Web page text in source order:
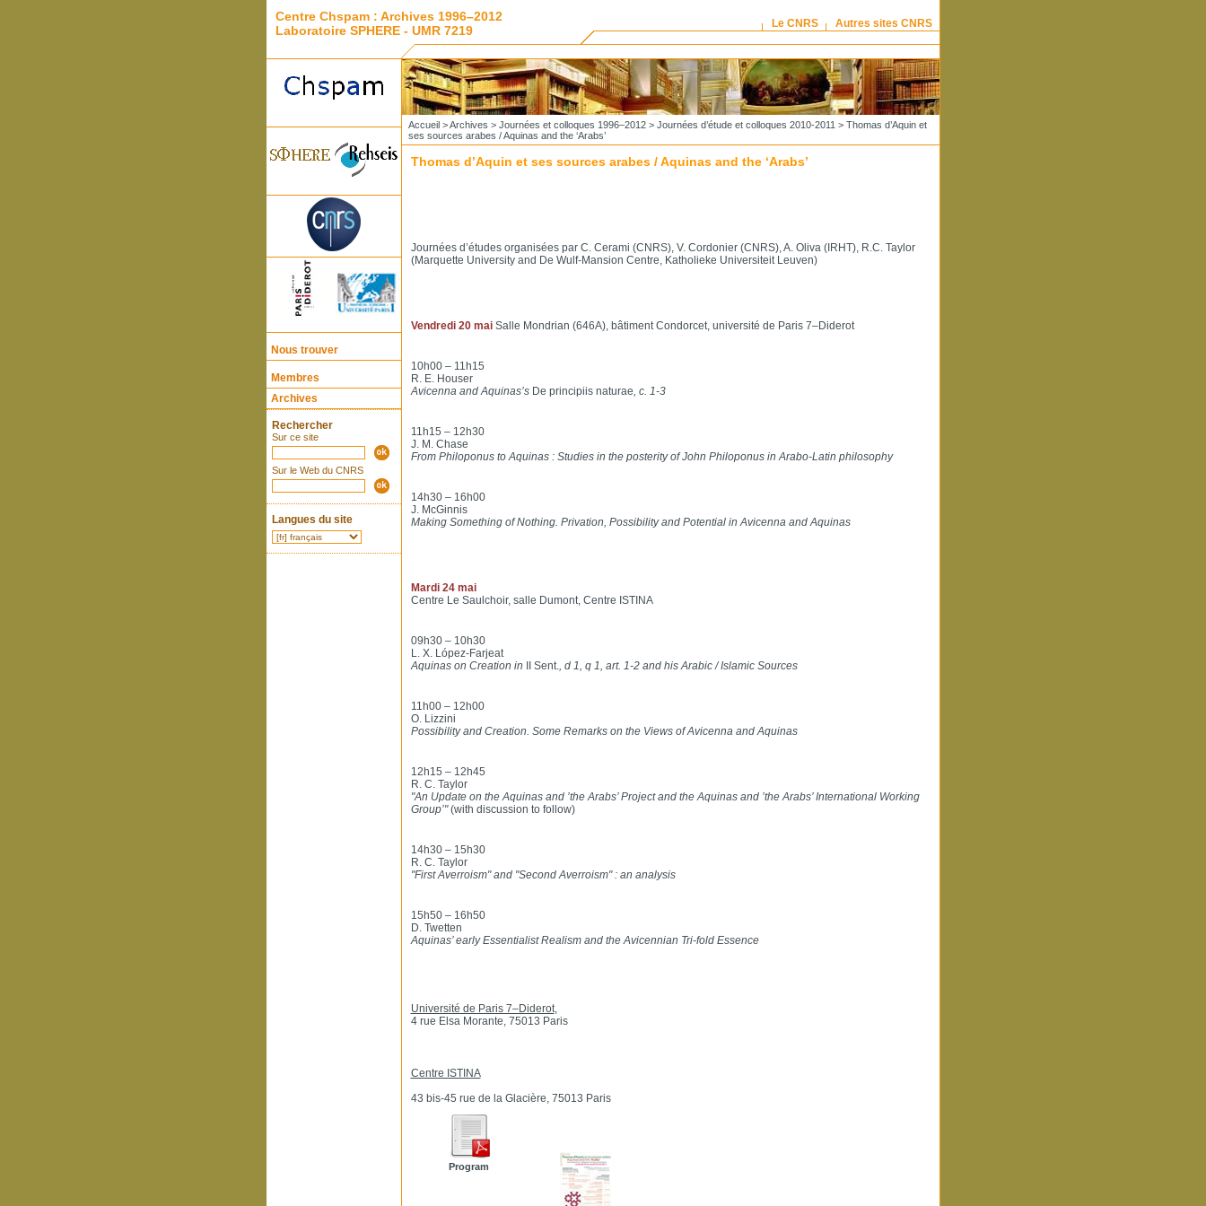
Centre Chspam : Archives 1996–2012
Laboratoire SPHERE - UMR 7219
Le CNRS Autres sites CNRS
Nous trouver
Membres
Archives
Rechercher
Sur ce site
Sur le Web du CNRS
Langues du site
Accueil>Archives > Journées et colloques 1996–2012> Journées d’étude et colloques 2010-2011 > Thomas d’Aquin et
ses sources arabes / Aquinas and the ‘Arabs’
Thomas d’Aquin et ses sources arabes / Aquinas and the ‘Arabs’
Journées d’études organisées par C. Cerami (CNRS), V. Cordonier (CNRS), A. Oliva (IRHT), R.C. Taylor
(Marquette University and De Wulf-Mansion Centre, Katholieke Universiteit Leuven)
Vendredi 20 mai Salle Mondrian (646A), bâtiment Condorcet, université de Paris 7–Diderot
10h00 – 11h15
R. E. Houser
Avicenna and Aquinas’sDe principiis naturae, c. 1-3
11h15 – 12h30
J. M. Chase
From Philoponus to Aquinas : Studies in the posterity of John Philoponus in Arabo-Latin philosophy
14h30 – 16h00
J. McGinnis
Making Something of Nothing. Privation, Possibility and Potential in Avicenna and Aquinas
Mardi 24 mai
Centre Le Saulchoir, salle Dumont, Centre ISTINA
09h30 – 10h30
L. X. López-Farjeat
Aquinas on Creation in II Sent., d 1, q 1, art. 1-2 and his Arabic / Islamic Sources
11h00 – 12h00
O. Lizzini
Possibility and Creation. Some Remarks on the Views of Avicenna and Aquinas
12h15 – 12h45
R. C. Taylor
"An Update on the Aquinas and ’the Arabs’ Project and the Aquinas and ’the Arabs’ International Working
Group’"(with discussion to follow)
14h30 – 15h30
R. C. Taylor
"First Averroism" and "Second Averroism" : an analysis
15h50 – 16h50
D. Twetten
Aquinas’ early Essentialist Realism and the Avicennian Tri-fold Essence
Université de Paris 7–Diderot,
4 rue Elsa Morante, 75013 Paris
Centre ISTINA
43 bis-45 rue de la Glacière, 75013 Paris
Program